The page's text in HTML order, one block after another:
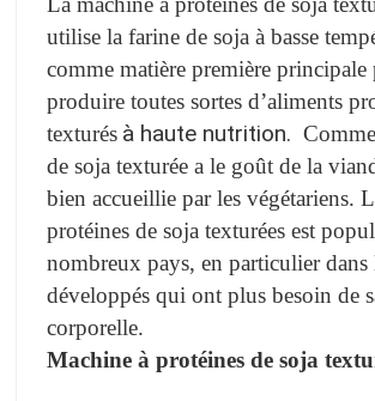
utilise la farine de soja à basse
comme matière première principale
produire toutes sortes d’aliments
texturés à haute nutrition.
de soja texturée a le goût de la
bien accueillie par les végétariens.
protéines de soja texturées est
nombreux pays, en particulier dans
développés qui ont plus besoin de
corporelle.
Machine à protéines de soja